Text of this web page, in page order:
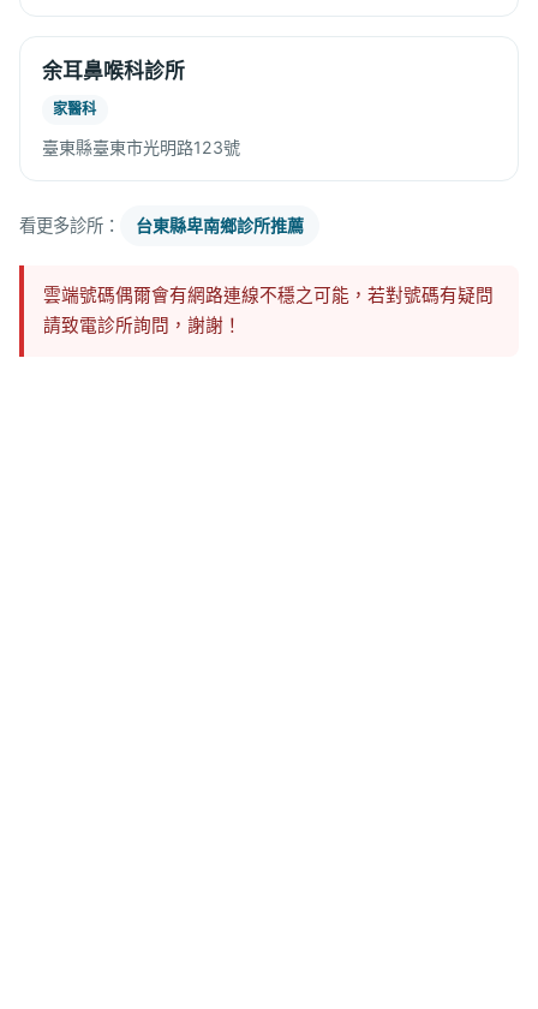
余耳鼻喉科診所
家醫科
臺東縣臺東市光明路123號
看更多診所： 台東縣卑南鄉診所推薦
雲端號碼偶爾會有網路連線不穩之可能，若對號碼有疑問
請致電診所詢問，謝謝！